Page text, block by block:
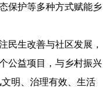
保护等多种方式赋能乡
生改善与社区发展，
公益项目，与乡村振兴
明、治理有效、生活